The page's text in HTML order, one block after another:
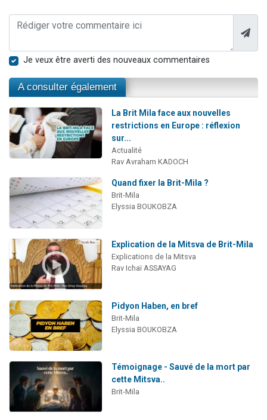
Je veux être averti des nouveaux commentaires
A consulter également
La Brit Mila face aux nouvelles
restrictions en Europe : réflexion
sur...
Actualité
Rav Avraham KADOCH
Quand fixer la Brit-Mila ?
Brit-Mila
Elyssia BOUKOBZA
Explication de la Mitsva de Brit-Mila
Explications de la Mitsva
Rav Ichaï ASSAYAG
Pidyon Haben, en bref
Brit-Mila
Elyssia BOUKOBZA
Témoignage - Sauvé de la mort par
cette Mitsva..
Brit-Mila